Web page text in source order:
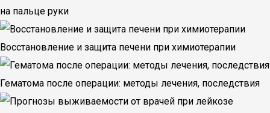
на пальце руки
Восстановление и защита печени при химиотерапии
Гематома после операции: методы лечения, последствия